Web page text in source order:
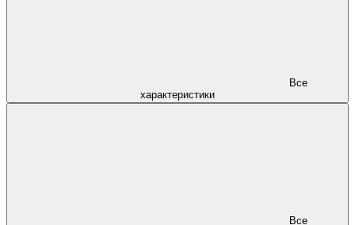
характеристики